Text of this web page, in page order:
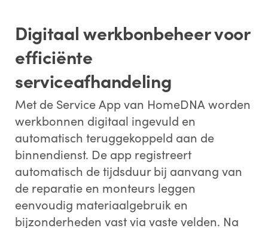
Digitaal werkbonbeheer voor
efficiënte
serviceafhandeling
Met de Service App van HomeDNA worden
werkbonnen digitaal ingevuld en
automatisch teruggekoppeld aan de
binnendienst. De app registreert
automatisch de tijdsduur bij aanvang van
de reparatie en monteurs leggen
eenvoudig materiaalgebruik en
bijzonderheden vast via vaste velden. Na
* Voornaam: